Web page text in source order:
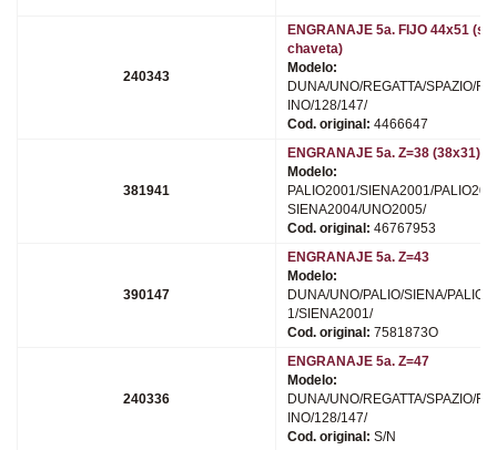
240343
ENGRANAJE 5a. FIJO 44x51 (sin
chaveta)
Modelo:
DUNA/UNO/REGATTA/SPAZIO/
INO/128/147/
Cod. original: 4466647
381941
ENGRANAJE 5a. Z=38 (38x31)
Modelo:
PALIO2001/SIENA2001/
SIENA2004/UNO2005/
Cod. original: 46767953
390147
ENGRANAJE 5a. Z=43
Modelo:
DUNA/UNO/PALIO/SIENA/
1/SIENA2001/
Cod. original: 7581873O
240336
ENGRANAJE 5a. Z=47
Modelo:
DUNA/UNO/REGATTA/SPAZIO/
INO/128/147/
Cod. original: S/N